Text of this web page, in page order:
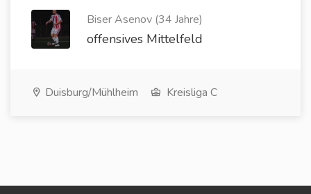
Biser Asenov (34 Jahre)
offensives Mittelfeld
Duisburg/Mühlheim Kreisliga C